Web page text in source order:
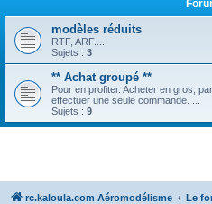
modèles réduits
RTF, ARF....
Sujets : 3
** Achat groupé **
Pour en profiter. Acheter en gros,
effectuer une seule commande. ...
Sujets : 9
rc.kaloula.com Aéromodélisme Le